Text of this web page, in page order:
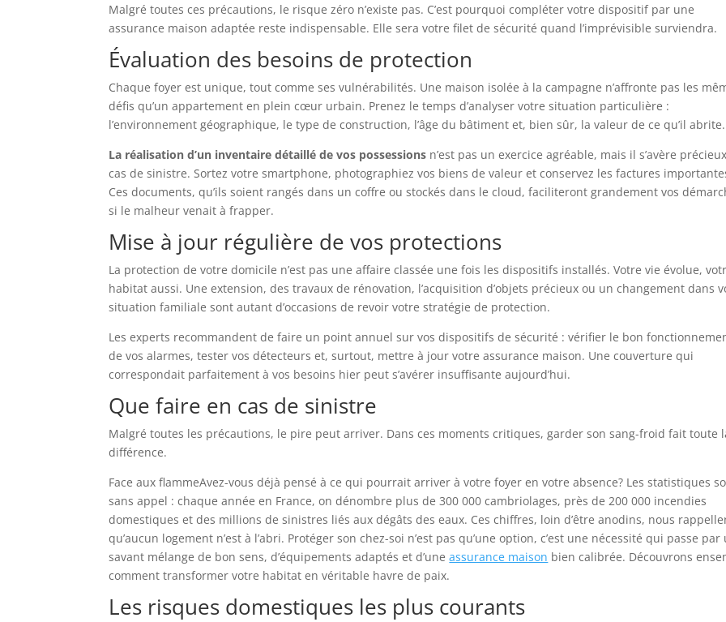
Malgré toutes ces précautions, le risque zéro n’existe pas. C’est pourquoi compléter votre dispositif par une
assurance maison adaptée reste indispensable. Elle sera votre filet de sécurité quand l’imprévisible surviendra.
Évaluation des besoins de protection
Chaque foyer est unique, tout comme ses vulnérabilités. Une maison isolée à la campagne n’affronte pas les
défis qu’un appartement en plein cœur urbain. Prenez le temps d’analyser votre situation particulière :
l’environnement géographique, le type de construction, l’âge du bâtiment et, bien sûr, la valeur de ce qu’il abrite.
La réalisation d’un inventaire détaillé de vos possessions n’est pas un exercice agréable, mais il s’avère
cas de sinistre. Sortez votre smartphone, photographiez vos biens de valeur et conservez les factures
Ces documents, qu’ils soient rangés dans un coffre ou stockés dans le cloud, faciliteront grandement vos
si le malheur venait à frapper.
Mise à jour régulière de vos protections
La protection de votre domicile n’est pas une affaire classée une fois les dispositifs installés. Votre vie évolue,
habitat aussi. Une extension, des travaux de rénovation, l’acquisition d’objets précieux ou un changement dans
situation familiale sont autant d’occasions de revoir votre stratégie de protection.
Les experts recommandent de faire un point annuel sur vos dispositifs de sécurité : vérifier le bon
de vos alarmes, tester vos détecteurs et, surtout, mettre à jour votre assurance maison. Une couverture qui
correspondait parfaitement à vos besoins hier peut s’avérer insuffisante aujourd’hui.
Que faire en cas de sinistre
Malgré toutes les précautions, le pire peut arriver. Dans ces moments critiques, garder son sang-froid fait toute
différence.
Face aux flammeAvez-vous déjà pensé à ce qui pourrait arriver à votre foyer en votre absence? Les statistiques
sans appel : chaque année en France, on dénombre plus de 300 000 cambriolages, près de 200 000 incendies
domestiques et des millions de sinistres liés aux dégâts des eaux. Ces chiffres, loin d’être anodins, nous
qu’aucun logement n’est à l’abri. Protéger son chez-soi n’est pas qu’une option, c’est une nécessité qui passe par
savant mélange de bon sens, d’équipements adaptés et d’uneassurance maison bien calibrée. Découvrons
comment transformer votre habitat en véritable havre de paix.
Les risques domestiques les plus courants